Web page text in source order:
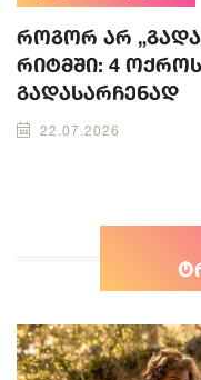
როგორ არ
რიტმში: 4
გადასარჩენად
22.07.2026